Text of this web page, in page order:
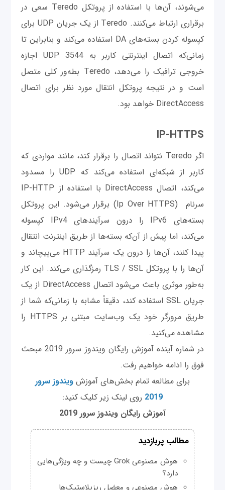
می‌شوند، آن‌ها با استفاده از پروتکل Teredo سعی در
برقراری ارتباط می‌کنند. Teredo از یک جریان UDP برای
کپسوله کردن بسته‌های DA استفاده می‌کند و بنابراین تا
زمانی‌که اتصال اینترنتی کاربر به UDP 3544 اجازه
خروجی ترافیک را می‌دهد، Teredo بطه‌ور کلی متصل
است و در نتیجه پروتکل انتقال مورد نظر برای اتصال
DirectAccess خواهد بود.
IP-HTTPS
اگر Teredo نتواند اتصال را برقرار کند، مانند مواردی که
کاربر از شبکه‌ای استفاده می‌کند که UDP را مسدود
می‌کند، اتصال DirectAccess با استفاده از IP-HTTP
سرنام (Ip Over HTTPS) برقرار می‌شود. این پروتکل
بسته‌های IPv6 را درون سرآیندهای IPv4 کپسوله
می‌کند، اما پیش از آن‌که بسته‌ها از طریق اینترنت انتقال
پیدا کنند، آن‌ها را درون یک سرآیند HTTP می‌پیچاند و
آن‌ها را با پروتکل TLS / SSL رمزگذاری می‌کند. این کار
به‌طور موثری باعث می‌شود اتصال DirectAccess از یک
جریان SSL استفاده کند، دقیقاً مشابه با زمانی‌که شما از
طریق مرورگر خود یک وب‌سایت مبتنی بر HTTPS را
مشاهده می‌کنید.
در شماره آینده آموزش رایگان ویندوز سرور 2019 مبحث
فوق را ادامه خواهیم رفت.
برای مطالعه تمام بخش‌های آموزش ویندوز سرور
2019 روی لینک زیر کلیک کنید:
آموزش رایگان ویندوز سرور 2019
مطالب پربازدید
هوش مصنوعی Grok چیست و چه ویژگی‌هایی
دارد؟
هوش مصنوعی و معضل ریزپلاستیک‌ها